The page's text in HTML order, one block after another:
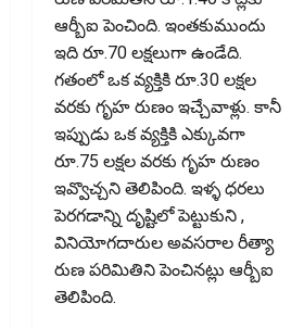
ఆర్బీఐ పెంచింది. ఇంతకుముందు
ఇది రూ.70 లక్షలుగా ఉండేది.
గతంలో ఒక వ్యక్తికి రూ.30 లక్షల
వరకు గృహ రుణం ఇచ్చేవాళ్లు. కానీ
ఇప్పుడు ఒక వ్యక్తికి ఎక్కువ‌గా
రూ.75 లక్షల వరకు గృహ రుణం
ఇవ్వొచ్చని తెలిపింది. ఇళ్ళ ధరలు
పెరగడాన్ని దృష్టిలో పెట్టుకుని ,
వినియోగదారుల అవసరాల రీత్యా
రుణ పరిమితిని పెంచినట్లు ఆర్బీఐ
తెలిపింది.